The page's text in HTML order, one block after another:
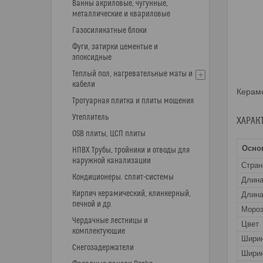
Длина
Цвет
Ванны акриловые, чугунные,
металлические и квариловые
Газосиликатные блоки
Фуги, затирки цементые и
эпоксидные
Теплый пол, нагревательные маты и
кабели
Тротуарная плитка и плиты мощения
Утеплитель
OSB плиты, ЦСП плиты
НПВХ Трубы, тройники и отводы для
наружной канализации
Кондиционеры. сплит-системы
Кирпич керамический, клинкерный,
печной и др.
Чердачные лестницы и
комплектующие
Снегозадержатели